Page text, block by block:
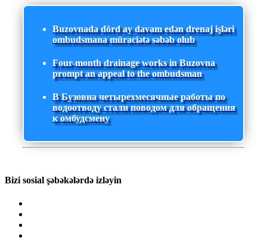
Buzovnada dörd ay davam edən drenaj işləri
ombudsmana müraciətə səbəb olub
Four-month drainage works in Buzovna
prompt an appeal to the ombudsman
В Бузовна четырехмесячные работы по
водоотводу стали поводом для обращения
к омбудсмену
Bizi sosial şəbəkələrdə izləyin